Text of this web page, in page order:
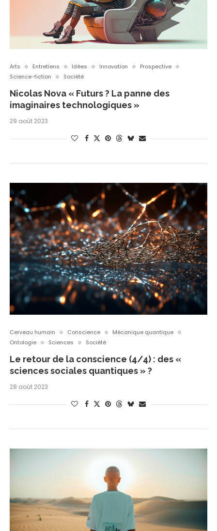
Arts Entretiens Idées Innovation
Prospective
Science-fiction
Société
Nicolas Nova « Futurs ? La panne des
imaginaires technologiques »
29 août 2023
Cerveau humain Conscience
Mécanique quantique
Ontologie
Sciences Société
Le retour de la conscience (4/4) : des «
sciences sociales quantiques » ?
28 août 2023